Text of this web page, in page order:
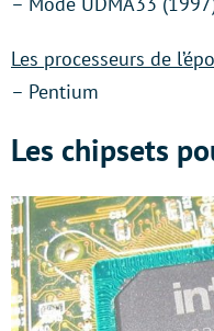
Les processeurs de
– Pentium
Les chipsets